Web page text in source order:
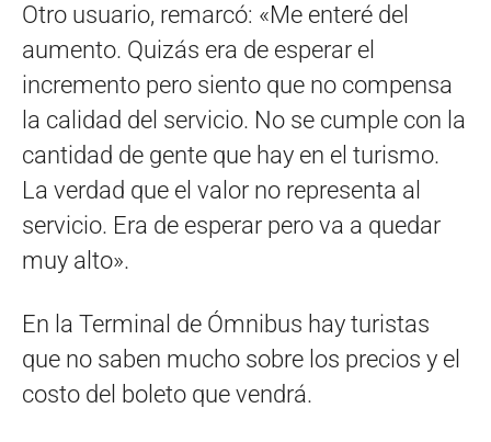
Otro usuario, remarcó: «Me enteré del
aumento. Quizás era de esperar el
incremento pero siento que no compensa
la calidad del servicio. No se cumple con la
cantidad de gente que hay en el turismo.
La verdad que el valor no representa al
servicio. Era de esperar pero va a quedar
muy alto».
En la Terminal de Ómnibus hay turistas
que no saben mucho sobre los precios y el
costo del boleto que vendrá.